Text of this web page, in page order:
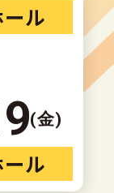
ル
(金)
ル